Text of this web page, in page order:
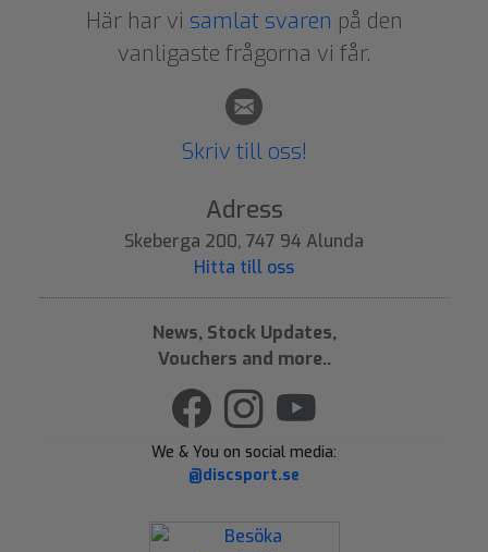
Här har vi samlat svaren på den
vanligaste frågorna vi får.
Skriv till oss!
Adress
Skeberga 200, 747 94 Alunda
Hitta till oss
News, Stock Updates,
Vouchers and more..
We & You on social media:
@discsport.se